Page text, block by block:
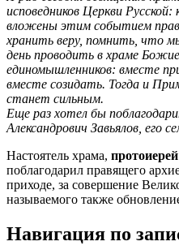
исповедников Церкви
вложены этим событием
хранить веру, помнить, что
день проводить в храме
единомышленников: вместе
вместе созидать. Тогда и
станет сильным.
Еще раз хотел бы
Александрович Завьялов, его
Настоятель храма,
поблагодарил правящего
приходе, за совершение
называемого также
Навигация по